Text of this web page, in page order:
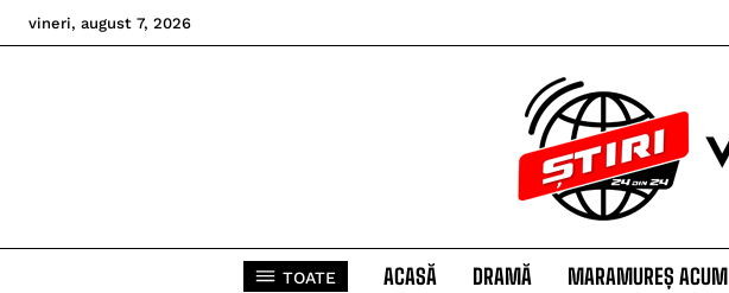
vineri, august 7, 2026
TOATE ACASĂ DRAMĂ MARAMUREȘ ACUM